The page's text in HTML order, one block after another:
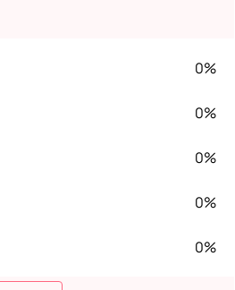
0%
0%
0%
0%
0%